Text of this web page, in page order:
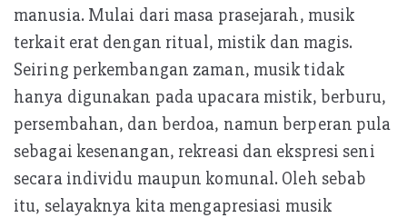
manusia. Mulai dari masa prasejarah, musik
terkait erat dengan ritual, mistik dan magis.
Seiring perkembangan zaman, musik tidak
hanya digunakan pada upacara mistik, berburu,
persembahan, dan berdoa, namun berperan pula
sebagai kesenangan, rekreasi dan ekspresi seni
secara individu maupun komunal. Oleh sebab
itu, selayaknya kita mengapresiasi musik